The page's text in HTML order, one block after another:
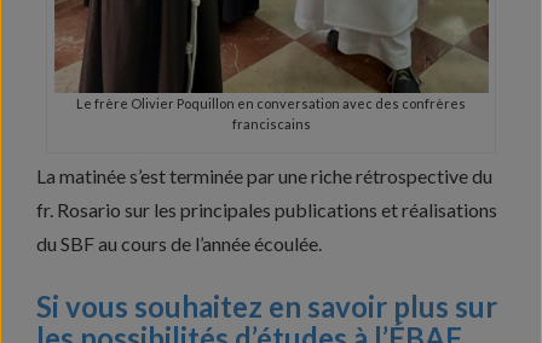
Le frère Olivier Poquillon en conversation avec des confrères
franciscains
La matinée s’est terminée par une riche rétrospective du
fr. Rosario sur les principales publications et réalisations
du SBF au cours de l’année écoulée.
Si vous souhaitez en savoir plus sur